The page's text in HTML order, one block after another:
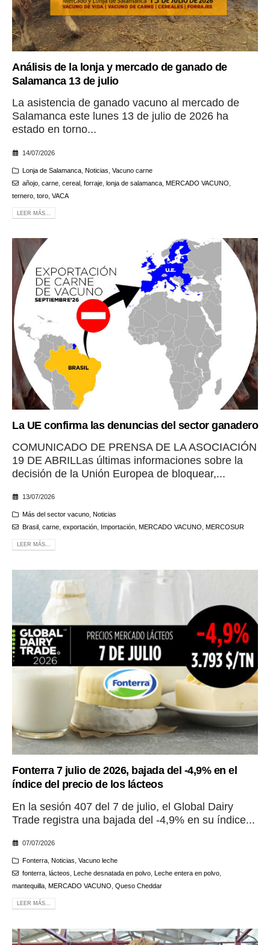
Análisis de la lonja y mercado de ganado de
Salamanca 13 de julio
La asistencia de ganado vacuno al mercado de
Salamanca este lunes 13 de julio de 2026 ha
estado en torno...
14/07/2026
Lonja de Salamanca, Noticias Vacuno carne
añojo, carne, cereal, forraje, lonja de salamanca, MERCADO VACUNO
ternero toro VACA
LEER MÁS...
La UE confirma las denuncias del sector ganadero
COMUNICADO DE PRENSA DE LA ASOCIACIÓN
19 DE ABRILLas últimas informaciones sobre la
decisión de la Unión Europea de bloquear,...
13/07/2026
Más del sector vacuno, Noticias
Brasil
carne, exportación, Importación, MERCADO VACUNO MERCOSUR
LEER MÁS...
Fonterra 7 julio de 2026, bajada del -4,9% en el
índice del precio de los lácteos
En la sesión 407 del 7 de julio, el Global Dairy
Trade registra una bajada del -4,9% en su índice...
07/07/2026
Fonterra, Noticias Vacuno leche
fonterra, lácteos Leche desnatada en polvo, Leche entera en polvo,
mantequilla MERCADO VACUNO Queso Cheddar
LEER MÁS...